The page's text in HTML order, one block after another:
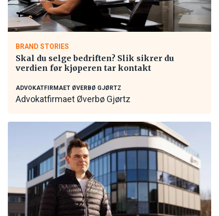
BRAND STORIES
Skal du selge bedriften? Slik sikrer du
verdien før kjøperen tar kontakt
ADVOKATFIRMAET ØVERBØ GJØRTZ
Advokatfirmaet Øverbø Gjørtz